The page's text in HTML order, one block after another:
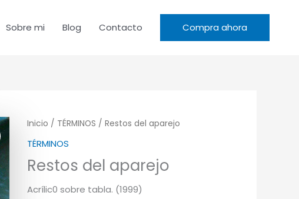
Sobre mi Blog Contacto Compra ahora
Inicio / TÉRMINOS / Restos del aparejo
TÉRMINOS
Restos del aparejo
Acrílic0 sobre tabla. (1999)